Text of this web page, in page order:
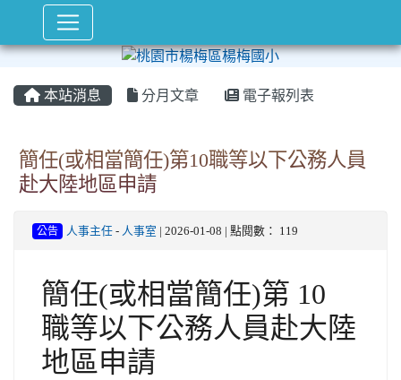
本站消息 分月文章 電子報列表
簡任(或相當簡任)第10職等以下公務人員
赴大陸地區申請
公告 人事主任- 人事室 | 2026-01-08 | 點閱數： 119
簡任(或相當簡任)第 10
職等以下公務人員赴大陸
地區申請